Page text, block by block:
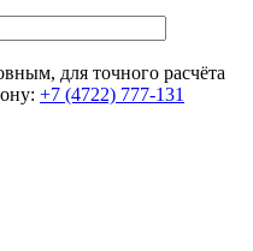
для точного расчёта
+7 (4722) 777-131